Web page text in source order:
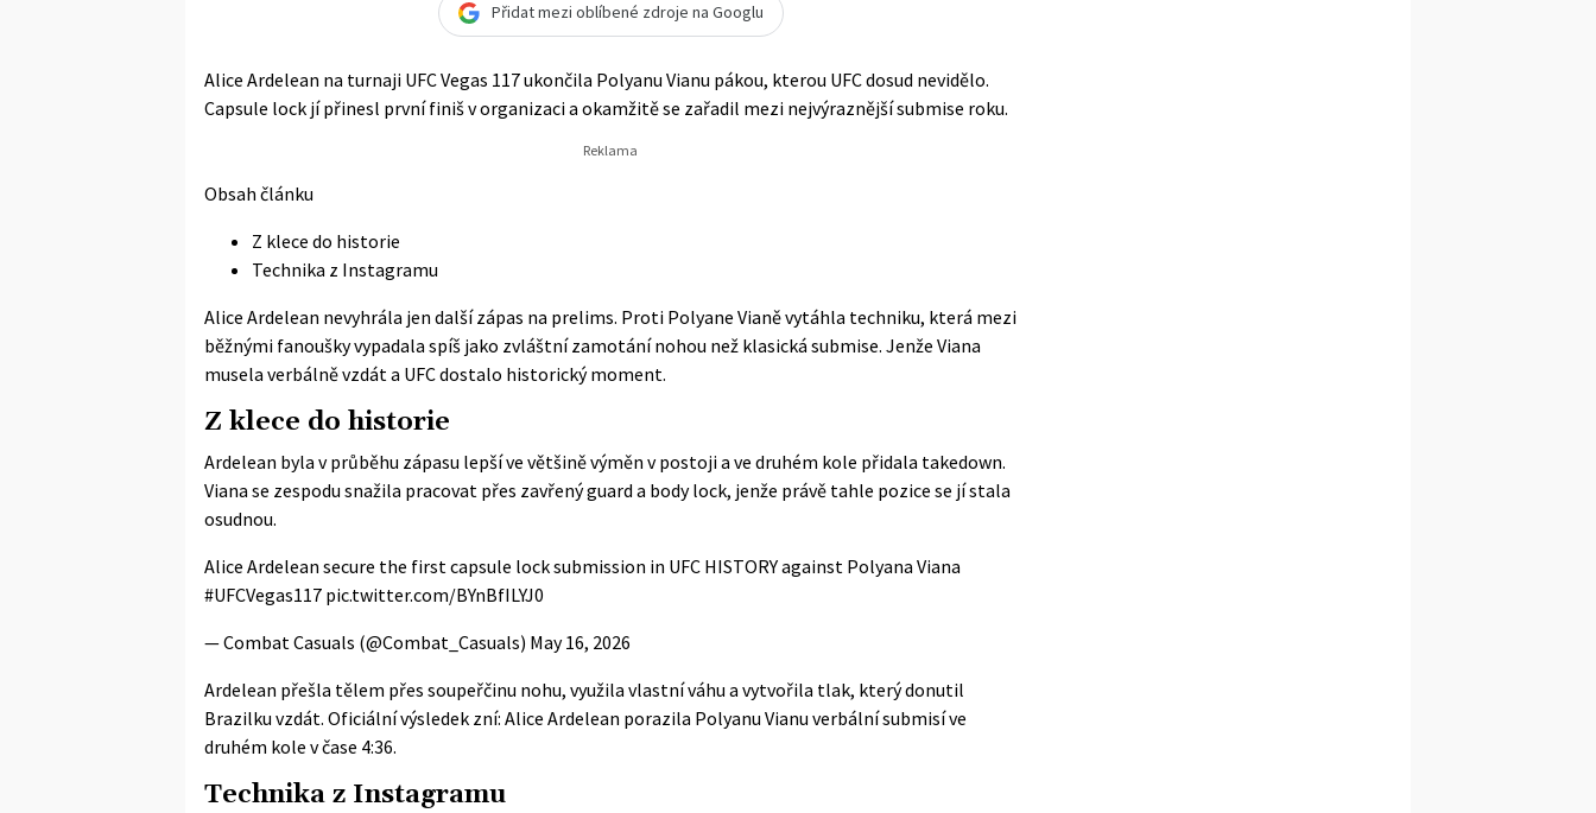
Přidat mezi oblíbené zdroje na Googlu
Alice Ardelean na turnaji UFC Vegas 117 ukončila Polyanu Vianu pákou, kterou UFC dosud nevidělo.
Capsule lock jí přinesl první finiš v organizaci a okamžitě se zařadil mezi nejvýraznější submise roku.
Obsah článku
Z klece do historie
Technika z Instagramu
Alice Ardelean nevyhrála jen další zápas na prelims. Proti Polyane Vianě vytáhla techniku, která mezi
běžnými fanoušky vypadala spíš jako zvláštní zamotání nohou než klasická submise. Jenže Viana
musela verbálně vzdát a UFC dostalo historický moment.
Z klece do historie
Ardelean byla v průběhu zápasu lepší ve většině výměn v postoji a ve druhém kole přidala takedown.
Viana se zespodu snažila pracovat přes zavřený guard a body lock, jenže právě tahle pozice se jí stala
osudnou.
Alice Ardelean secure the first capsule lock submission in UFC HISTORY against Polyana Viana
#UFCVegas117 pic.twitter.com/BYnBfILYJ0
— Combat Casuals (@Combat_Casuals) May 16, 2026
Ardelean přešla tělem přes soupeřčinu nohu, využila vlastní váhu a vytvořila tlak, který donutil
Brazilku vzdát. Oficiální výsledek zní: Alice Ardelean porazila Polyanu Vianu verbální submisí ve
druhém kole v čase 4:36.
Technika z Instagramu